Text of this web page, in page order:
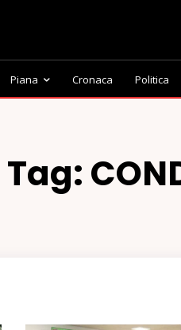
Piana Cronaca Politica
Tag: